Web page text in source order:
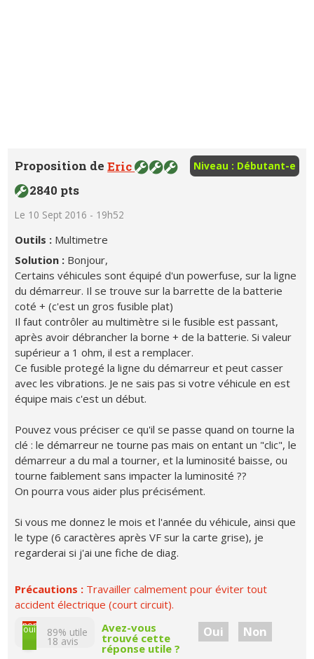
Niveau : Débutant-e
Proposition deEric
2840 pts
Le 10 Sept 2016 - 19h52
Outils : Multimetre
Solution : Bonjour,
Certains véhicules sont équipé d'un powerfuse, sur la ligne
du démarreur. Il se trouve sur la barrette de la batterie
coté + (c'est un gros fusible plat)
Il faut contrôler au multimètre si le fusible est passant,
après avoir débrancher la borne + de la batterie. Si valeur
supérieur a 1 ohm, il est a remplacer.
Ce fusible protegé la ligne du démarreur et peut casser
avec les vibrations. Je ne sais pas si votre véhicule en est
équipe mais c'est un début.
Pouvez vous préciser ce qu'il se passe quand on tourne la
clé : le démarreur ne tourne pas mais on entant un "clic", le
démarreur a du mal a tourner, et la luminosité baisse, ou
tourne faiblement sans impacter la luminosité ??
On pourra vous aider plus précisément.
Si vous me donnez le mois et l'année du véhicule, ainsi que
le type (6 caractères après VF sur la carte grise), je
regarderai si j'ai une fiche de diag.
Précautions : Travailler calmement pour éviter tout
accident électrique (court circuit).
non
oui 89% utile
18 avis
Avez-vous
trouvé cette
réponse utile ?
Oui Non